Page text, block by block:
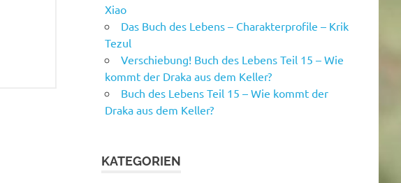
Xiao
Das Buch des Lebens – Charakterprofile – Krik
Tezul
Verschiebung! Buch des Lebens Teil 15 – Wie
kommt der Draka aus dem Keller?
Buch des Lebens Teil 15 – Wie kommt der
Draka aus dem Keller?
KATEGORIEN